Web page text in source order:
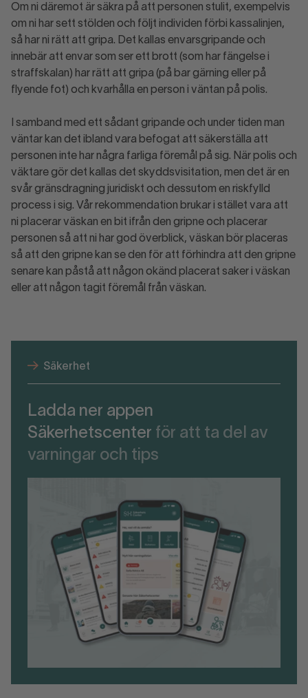
Om ni däremot är säkra på att personen stulit, exempelvis
om ni har sett stölden och följt individen förbi kassalinjen,
så har ni rätt att gripa. Det kallas envarsgripande och
innebär att envar som ser ett brott (som har fängelse i
straffskalan) har rätt att gripa (på bar gärning eller på
flyende fot) och kvarhålla en person i väntan på polis.
I samband med ett sådant gripande och under tiden man
väntar kan det ibland vara befogat att säkerställa att
personen inte har några farliga föremål på sig. När polis och
väktare gör det kallas det skyddsvisitation, men det är en
svår gränsdragning juridiskt och dessutom en riskfylld
process i sig. Vår rekommendation brukar i stället vara att
ni placerar väskan en bit ifrån den gripne och placerar
personen så att ni har god överblick, väskan bör placeras
så att den gripne kan se den för att förhindra att den gripne
senare kan påstå att någon okänd placerat saker i väskan
eller att någon tagit föremål från väskan.
Säkerhet
Ladda ner appen
Säkerhetscenter för att ta del av
varningar och tips